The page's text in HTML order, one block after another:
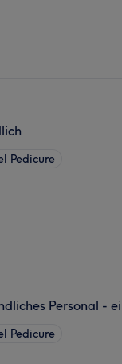
Pedicure
Personal -
Pedicure